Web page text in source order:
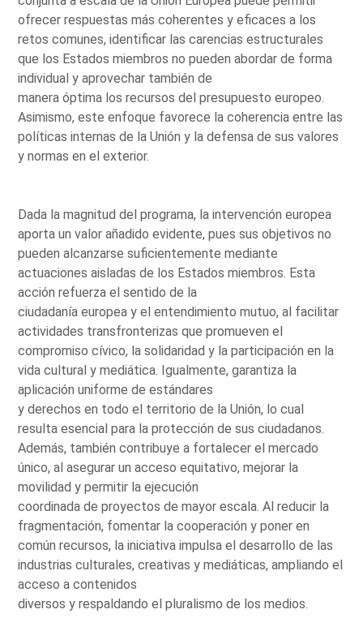
ofrecer respuestas más coherentes y eficaces a los
retos comunes, identificar las carencias estructurales
que los Estados miembros no pueden abordar de forma
individual y aprovechar también de
manera óptima los recursos del presupuesto europeo.
Asimismo, este enfoque favorece la coherencia entre las
políticas internas de la Unión y la defensa de sus valores
y normas en el exterior.
Dada la magnitud del programa, la intervención europea
aporta un valor añadido evidente, pues sus objetivos no
pueden alcanzarse suficientemente mediante
actuaciones aisladas de los Estados miembros. Esta
acción refuerza el sentido de la
ciudadanía europea y el entendimiento mutuo, al facilitar
actividades transfronterizas que promueven el
compromiso cívico, la solidaridad y la participación en la
vida cultural y mediática. Igualmente, garantiza la
aplicación uniforme de estándares
y derechos en todo el territorio de la Unión, lo cual
resulta esencial para la protección de sus ciudadanos.
Además, también contribuye a fortalecer el mercado
único, al asegurar un acceso equitativo, mejorar la
movilidad y permitir la ejecución
coordinada de proyectos de mayor escala. Al reducir la
fragmentación, fomentar la cooperación y poner en
común recursos, la iniciativa impulsa el desarrollo de las
industrias culturales, creativas y mediáticas, ampliando el
acceso a contenidos
diversos y respaldando el pluralismo de los medios.